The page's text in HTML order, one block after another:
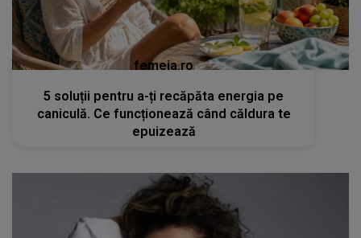
femeia.ro
5 soluții pentru a-ți recăpăta energia pe
caniculă. Ce funcționează când căldura te
epuizează